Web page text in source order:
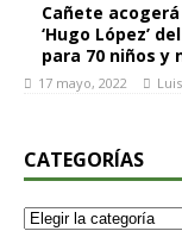
Cañete
‘Hugo López’
para 70 niños y
17 mayo, 2022
CATEGORÍAS